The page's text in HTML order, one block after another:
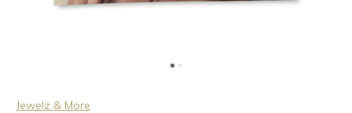
Jewelz & More